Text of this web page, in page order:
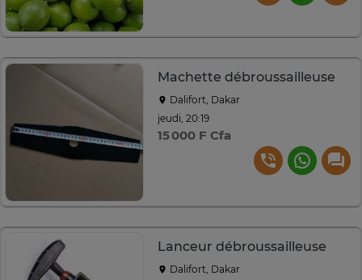
Machette débroussailleuse
Dalifort, Dakar
jeudi, 20:19
15 000 F Cfa
Lanceur débroussailleuse
Dalifort, Dakar